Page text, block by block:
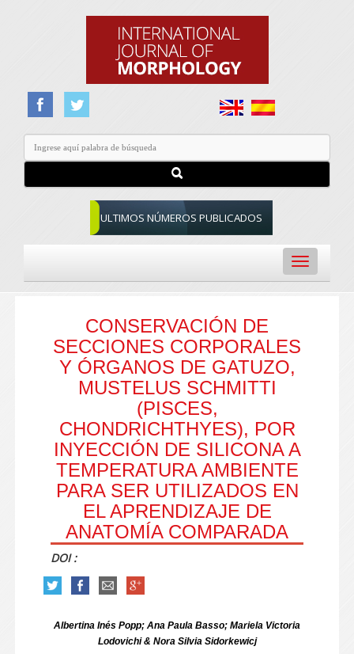
ULTIMOS NÚMEROS PUBLICADOS
Toggle
navigation
CONSERVACIÓN DE
SECCIONES CORPORALES
Y ÓRGANOS DE GATUZO,
MUSTELUS SCHMITTI
(PISCES,
CHONDRICHTHYES), POR
INYECCIÓN DE SILICONA A
TEMPERATURA AMBIENTE
PARA SER UTILIZADOS EN
EL APRENDIZAJE DE
ANATOMÍA COMPARADA
DOI :
Albertina Inés Popp; Ana Paula Basso; Mariela Victoria
Lodovichi & Nora Silvia Sidorkewicj